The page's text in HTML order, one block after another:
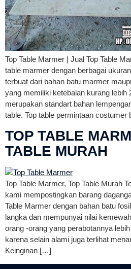
Top Table Marmer | Jual Top Table
table marmer dengan berbagai
terbuat dari bahan batu marmer
yang memiliki ketebalan kurang lebih
merupakan standart bahan
table. Top table permintaan
TOP TABLE
TABLE MURAH
Top Table Marmer, Top Table Murah
kami mempostingkan barang
Table Marmer dengan bahan batu
langka dan mempunyai nilai
orang -orang yang perabotannya
karena selain alami juga terlihat
Keinginan […]